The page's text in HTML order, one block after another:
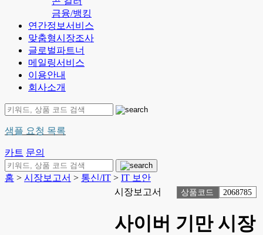
금융/뱅킹
연간정보서비스
맞춤형시장조사
글로벌파트너
메일링서비스
이용안내
회사소개
샘플 요청 목록
카트 문의
홈 > 시장보고서 > 통신/IT > IT 보안
시장보고서
상품코드 2068785
사이버 기만 시장